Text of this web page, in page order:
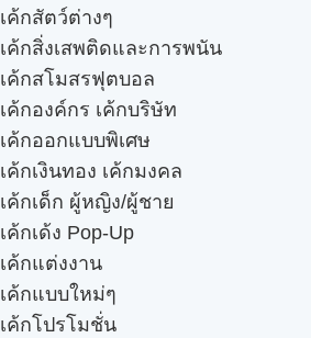
เค้กสัตว์ต่างๆ
เค้กสิ่งเสพติดและการพนัน
เค้กสโมสรฟุตบอล
เค้กองค์กร เค้กบริษัท
เค้กออกแบบพิเศษ
เค้กเงินทอง เค้กมงคล
เค้กเด็ก ผู้หญิง/ผู้ชาย
เค้กเด้ง Pop-Up
เค้กแต่งงาน
เค้กแบบใหม่ๆ
เค้กโปรโมชั่น